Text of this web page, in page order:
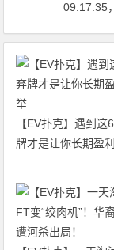
09:17:35
【EV扑克】遇到这
牌才是让你长期盈